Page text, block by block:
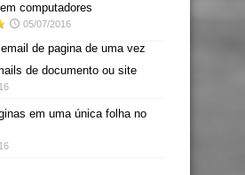
computadores
05/07/2016
de documento ou site
em uma única folha no